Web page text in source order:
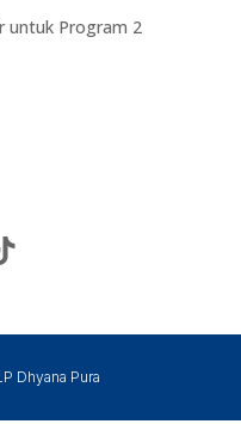
untuk Program 2
Dhyana Pura